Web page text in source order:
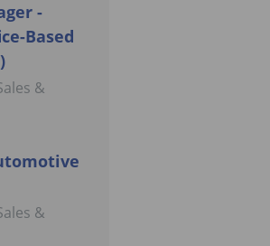
-
Based
&
&